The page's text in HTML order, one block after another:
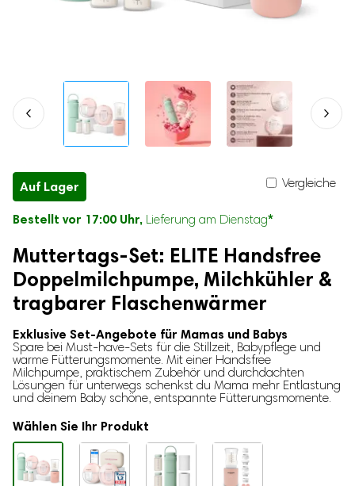
Auf Lager
Bestellt vor 17:00 Uhr, Lieferung am Dienstag*
Muttertags-Set: ELITE Handsfree
Doppelmilchpumpe, Milchkühler &
tragbarer Flaschenwärmer
Exklusive Set-Angebote für Mamas und Babys
Spare bei Must-have-Sets für die Stillzeit, Babypflege und
warme Fütterungsmomente. Mit einer Handsfree
Milchpumpe, praktischem Zubehör und durchdachten
Lösungen für unterwegs schenkst du Mama mehr Entlastung
und deinem Baby schöne, entspannte Fütterungsmomente.
Wählen Sie Ihr Produkt
Vergleiche
Katzenhalsbänder
Kuscheltiere für Hunde
Tierzubehör
Geruchsentferner für Katzenurin
Krallenschleifer
Hundetaschen & Katzentaschen
Katzenbürsten
Mäuseschreck
Baby-Nagelscheren
Baby-Gehörschutz
Baby-Geschirr
Kühltaschen für Muttermilch
Kinderwagenschaukler
Babytrage
Treppenschutzgitter
Kinder-Nachtlichter
Stillzubehör
Muttermilchbeutel
Brustmassagegeräte
Stilleinlagen
Stillkissen
Mikrofone